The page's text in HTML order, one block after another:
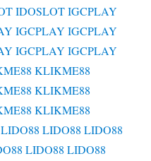
IDOSLOT IGCPLAY
IGCPLAY IGCPLAY
IGCPLAY IGCPLAY
KLIKME88
KLIKME88
KLIKME88
LIDO88 LIDO88 LIDO88
LIDO88 LIDO88